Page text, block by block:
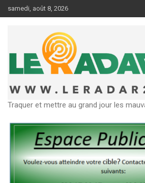
au
samedi, août 8, 2026
Traquer et mettre au grand jour les